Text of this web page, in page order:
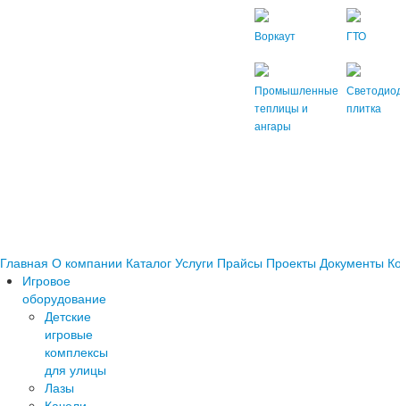
Воркаут ГТО
Промышленные
теплицы и
ангары
плитка
Главная О компании Каталог Услуги Прайсы Проекты Документы
Игровое
оборудование
Детские
игровые
комплексы
для улицы
Лазы